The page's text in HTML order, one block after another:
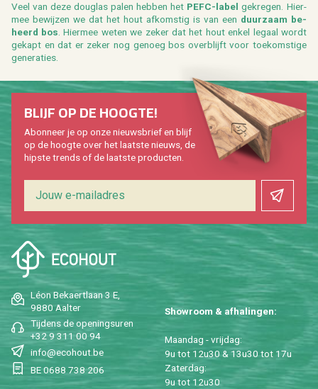
Veel van deze dou­g­las palen heb­ben het PEFC-label ge­kre­gen. Hier­
mee be­wij­zen we dat het hout af­kom­stig is van een duur­zaam be­
heerd bos. Hier­mee weten we zeker dat het hout enkel le­gaal wordt
ge­kapt en dat er zeker nog ge­noeg bos over­blijft voor toe­kom­sti­ge
ge­ne­ra­ties.
Léon Be­kaert­laan 3 E,
9880 Aal­ter
Tij­dens de ope­nings­uren
+32 9 311 00 94
info@​ecohout.​be
BE 0688 738 206
Show­room & af­ha­lin­gen:
Maan­dag - vrij­dag:
9u tot 12u30 & 13u30 tot 17u
Za­ter­dag:
9u tot 12u30
BLIJF OP DE HOOG­TE!
Abon­neer je op onze nieuws­brief en blijf
op de hoog­te over het laat­ste nieuws, de
hip­s­te trends of de laat­ste pro­duc­ten.